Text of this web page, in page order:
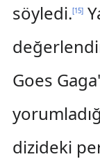
söyledi.[15]
Goes
dizideki